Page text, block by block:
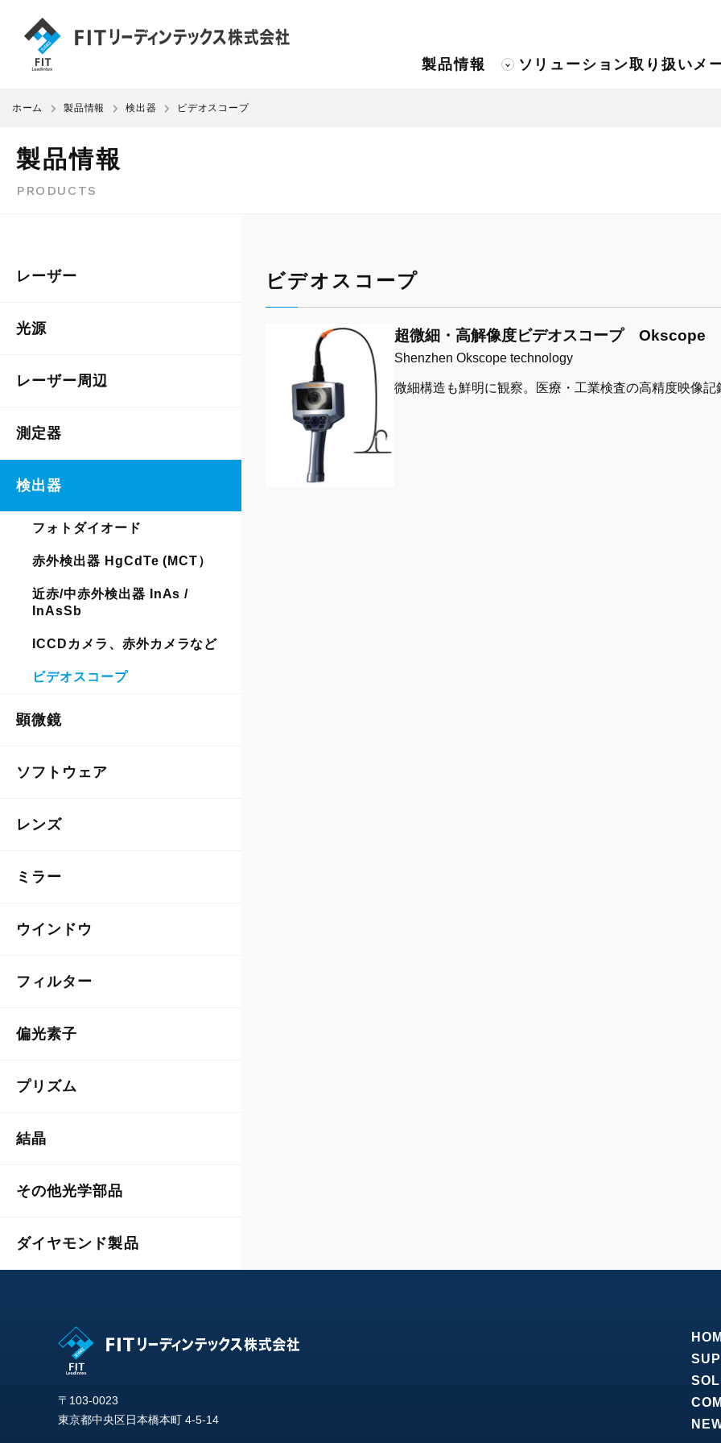
製品情報 ソリューション取り扱いメ
ホーム 製品情報 検出器 ビデオスコープ
製品情報
PRODUCTS
レーザー
光源
レーザー周辺
測定器
検出器
フォトダイオード
赤外検出器 HgCdTe (MCT）
近赤/中赤外検出器 InAs /
InAsSb
ICCDカメラ、赤外カメラなど
ビデオスコープ
顕微鏡
ソフトウェア
レンズ
ミラー
ウインドウ
フィルター
偏光素子
プリズム
結晶
その他光学部品
ダイヤモンド製品
ビデオスコープ
超微細・高解像度ビデオスコープ Okscope
Shenzhen Okscope technology
微細構造も鮮明に観察。医療・工業検査の高精度映像記
〒103-0023
東京都中央区日本橋本町 4-5-14